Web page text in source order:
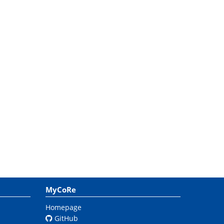
MyCoRe
Homepage
GitHub